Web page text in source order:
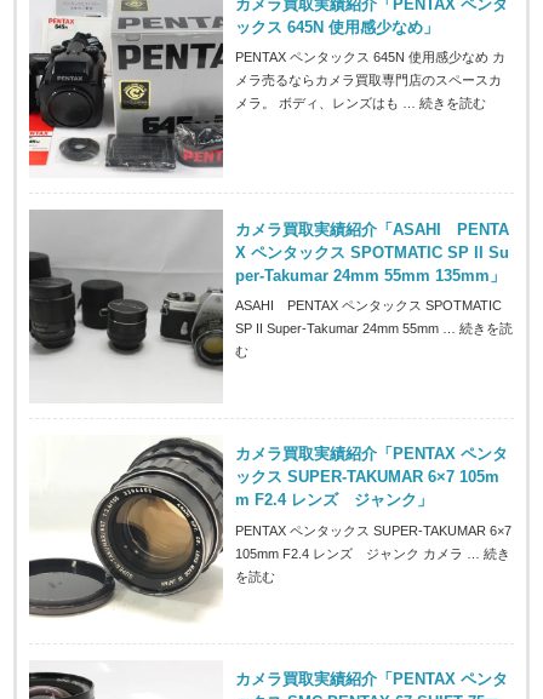
カメラ買取実績紹介「PENTAX ペンタ
ックス 645N 使用感少なめ」
PENTAX ペンタックス 645N 使用感少なめ カ
メラ売るならカメラ買取専門店のスペースカ
メラ。 ボディ、レンズはも …続きを読む
カメラ買取実績紹介「ASAHI PENTA
X ペンタックス SPOTMATIC SP II Su
per-Takumar 24mm 55mm 135mm」
ASAHI PENTAX ペンタックス SPOTMATIC
SP II Super-Takumar 24mm 55mm …続きを読
む
カメラ買取実績紹介「PENTAX ペンタ
ックス SUPER-TAKUMAR 6×7 105m
m F2.4 レンズ ジャンク」
PENTAX ペンタックス SUPER-TAKUMAR 6×7
105mm F2.4 レンズ ジャンク カメラ …続き
を読む
カメラ買取実績紹介「PENTAX ペンタ